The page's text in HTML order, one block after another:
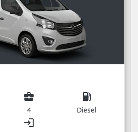
business_center
4
local_gas_station
Diesel
login